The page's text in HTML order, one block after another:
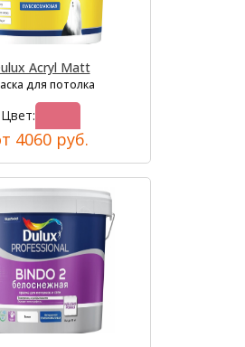
Acryl Matt
для потолка
Цвет:
4060 руб.